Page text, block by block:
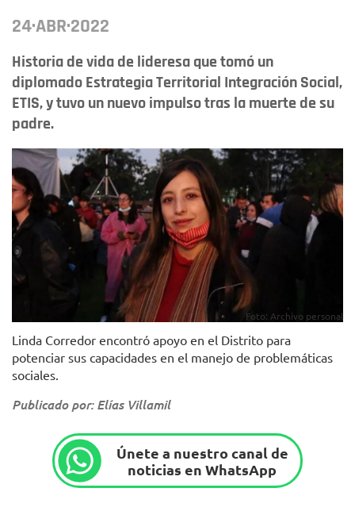
24·ABR·2022
Historia de vida de lideresa que tomó un
diplomado Estrategia Territorial Integración Social,
ETIS, y tuvo un nuevo impulso tras la muerte de su
padre.
Foto: Archivo personal
Linda Corredor encontró apoyo en el Distrito para
potenciar sus capacidades en el manejo de problemáticas
sociales.
Publicado por: Elías Villamil
Únete a nuestro canal de
noticias en WhatsApp